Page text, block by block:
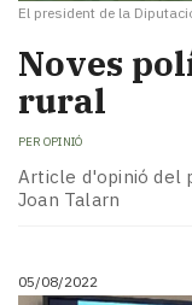
El president de la
Noves
rural
PER OPINIÓ
Article d'opinió del
Joan Talarn
05/08/2022